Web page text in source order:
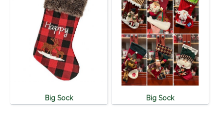
Big Sock Big Sock